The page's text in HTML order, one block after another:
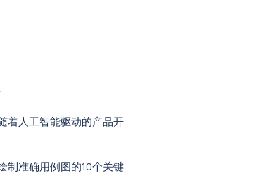
着人工智能驱动的产品开
制准确用例图的10个关键